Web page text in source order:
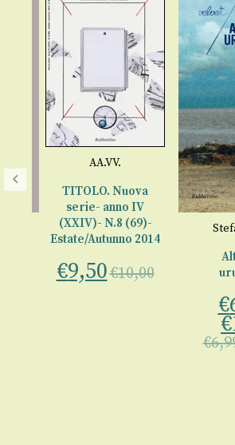
AA.VV.
TITOLO. Nuova
serie- anno IV
(XXIV)- N.8 (69)-
Estate/Autunno 2014
€9,50€10,00
€
€
€